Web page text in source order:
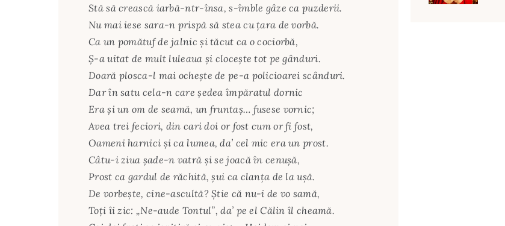
Stă să crească iarbă-ntr-însa, s-îmble gâze ca puzderii.
Nu mai iese sara-n prispă să stea cu ţara de vorbă.
Ca un pomătuf de jalnic şi tăcut ca o cociorbă,
Ş-a uitat de mult luleaua şi cloceşte tot pe gânduri.
Doară plosca-l mai ocheşte de pe-a policioarei scânduri.
Dar în satu cela-n care şedea împăratul dornic
Era şi un om de seamă, un fruntaş… fusese vornic;
Avea trei feciori, din cari doi or fost cum or fi fost,
Oameni harnici şi ca lumea, da’ cel mic era un prost.
Câtu-i ziua şade-n vatră şi se joacă în cenuşă,
Prost ca gardul de răchită, şui ca clanţa de la uşă.
De vorbeşte, cine-ascultă? Ştie că nu-i de vo samă,
Toţi îi zic: „Ne-aude Tontul”, da’ pe el Călin îl cheamă.